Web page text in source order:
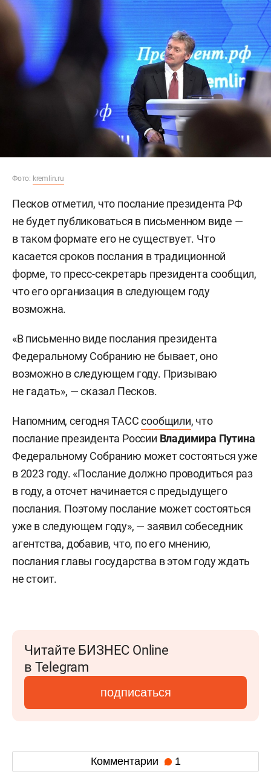
Фото: kremlin.ru
Песков отметил, что послание президента РФ
не будет публиковаться в письменном виде —
в таком формате его не существует. Что
касается сроков послания в традиционной
форме, то пресс-секретарь президента сообщил,
что его организация в следующем году
возможна.
«В письменно виде послания президента
Федеральному Собранию не бывает, оно
возможно в следующем году. Призываю
не гадать», — сказал Песков.
Напомним, сегодня ТАССсообщили, что
послание президента России Владимира Путина
Федеральному Собранию может состояться уже
в 2023 году. «Послание должно проводиться раз
в году, а отсчет начинается с предыдущего
послания. Поэтому послание может состояться
уже в следующем году», — заявил собеседник
агентства, добавив, что, по его мнению,
послания главы государства в этом году ждать
не стоит.
Читайте БИЗНЕС Online
в Telegram
подписаться
Комментарии 1